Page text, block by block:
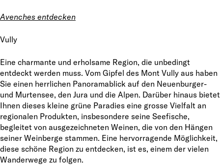
Avenches entdecken
Vully
Eine charmante und erholsame Region, die unbedingt
entdeckt werden muss. Vom Gipfel des Mont Vully aus haben
Sie einen herrlichen Panoramablick auf den Neuenburger-
und Murtensee, den Jura und die Alpen. Darüber hinaus bietet
Ihnen dieses kleine grüne Paradies eine grosse Vielfalt an
regionalen Produkten, insbesondere seine Seefische,
begleitet von ausgezeichneten Weinen, die von den Hängen
seiner Weinberge stammen. Eine hervorragende Möglichkeit,
diese schöne Region zu entdecken, ist es, einem der vielen
Wanderwege zu folgen.